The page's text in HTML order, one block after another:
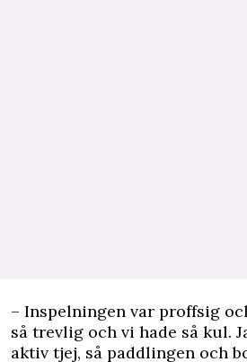
– Inspelningen var proffsig
så trevlig och vi hade så kul.
aktiv tjej, så paddlingen och